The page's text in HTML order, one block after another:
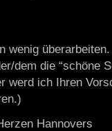
wenig überarbeiten.
dem die “schöne
werd ich Ihren
Hannovers